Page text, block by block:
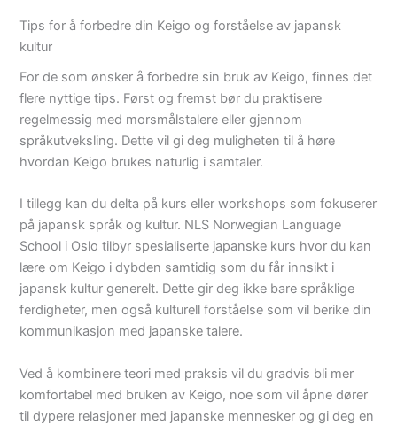
Tips for å forbedre din Keigo og forståelse av japansk
kultur
For de som ønsker å forbedre sin bruk av Keigo, finnes det
flere nyttige tips. Først og fremst bør du praktisere
regelmessig med morsmålstalere eller gjennom
språkutveksling. Dette vil gi deg muligheten til å høre
hvordan Keigo brukes naturlig i samtaler.
I tillegg kan du delta på kurs eller workshops som fokuserer
på japansk språk og kultur. NLS Norwegian Language
School i Oslo tilbyr spesialiserte japanske kurs hvor du kan
lære om Keigo i dybden samtidig som du får innsikt i
japansk kultur generelt. Dette gir deg ikke bare språklige
ferdigheter, men også kulturell forståelse som vil berike din
kommunikasjon med japanske talere.
Ved å kombinere teori med praksis vil du gradvis bli mer
komfortabel med bruken av Keigo, noe som vil åpne dører
til dypere relasjoner med japanske mennesker og gi deg en